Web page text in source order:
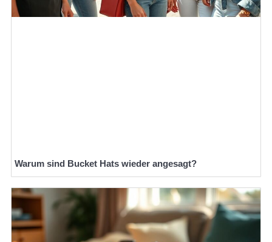
Warum sind Bucket Hats wieder angesagt?